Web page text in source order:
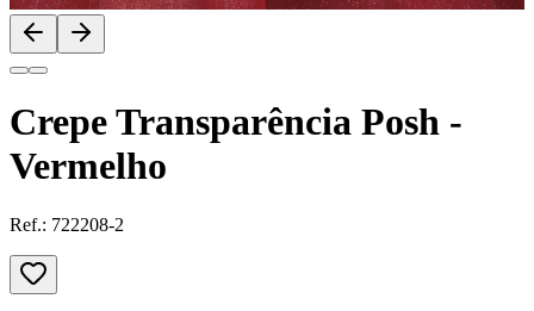
Crepe Transparência Posh -
Vermelho
Ref.: 722208-2